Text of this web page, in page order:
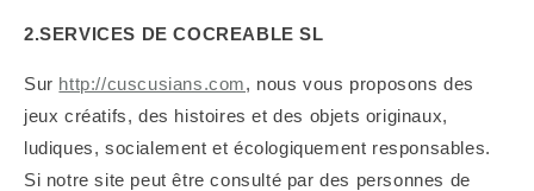
2.SERVICES DECOCREABLE SL
Sur http://cuscusians.com, nous vous proposons des
jeux créatifs, des histoires et des objets originaux,
ludiques, socialement et écologiquement responsables.
Si notre site peut être consulté par des personnes de